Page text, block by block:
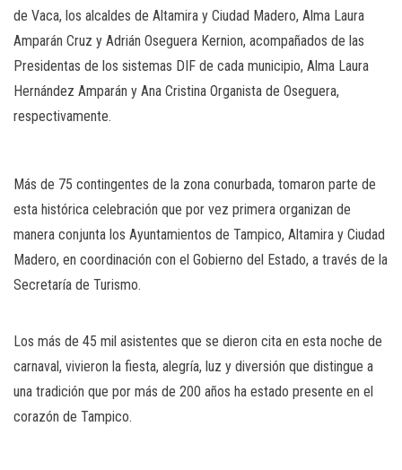
de Vaca, los alcaldes de Altamira y Ciudad Madero, Alma Laura
Amparán Cruz y Adrián Oseguera Kernion, acompañados de las
Presidentas de los sistemas DIF de cada municipio, Alma Laura
Hernández Amparán y Ana Cristina Organista de Oseguera,
respectivamente.
Más de 75 contingentes de la zona conurbada, tomaron parte de
esta histórica celebración que por vez primera organizan de
manera conjunta los Ayuntamientos de Tampico, Altamira y Ciudad
Madero, en coordinación con el Gobierno del Estado, a través de la
Secretaría de Turismo.
Los más de 45 mil asistentes que se dieron cita en esta noche de
carnaval, vivieron la fiesta, alegría, luz y diversión que distingue a
una tradición que por más de 200 años ha estado presente en el
corazón de Tampico.